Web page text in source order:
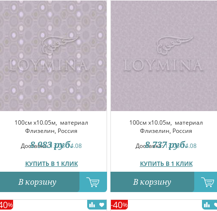
100см x10.05м, материал
Флизелин, Россия
Доставка:13.08-14.08
КУПИТЬ В 1 КЛИК
8 983 руб.
В корзину
100см x10.05м, материал
Флизелин, Россия
Доставка:13.08-14.08
КУПИТЬ В 1 КЛИК
8 737 руб.
В корзину
% -40%